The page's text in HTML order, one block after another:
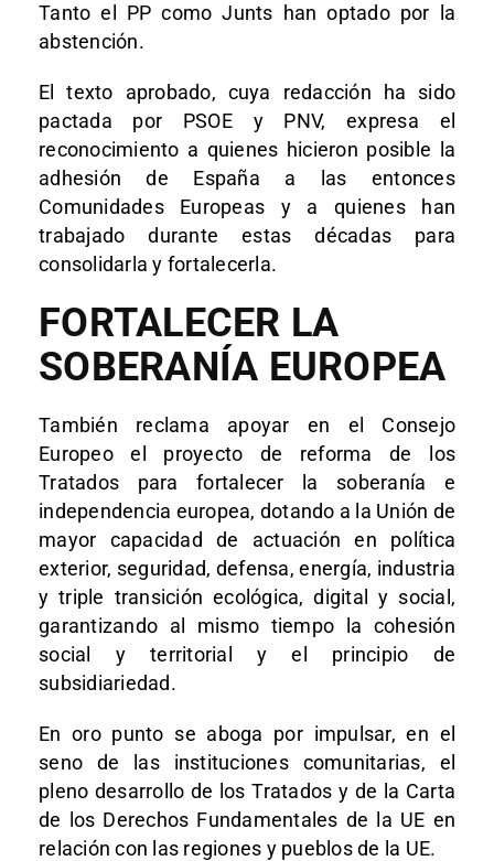
Tanto el PP como Junts han optado por la
abstención.
El texto aprobado, cuya redacción ha sido
pactada por PSOE y PNV, expresa el
reconocimiento a quienes hicieron posible la
adhesión de España a las entonces
Comunidades Europeas y a quienes han
trabajado durante estas décadas para
consolidarla y fortalecerla.
FORTALECER LA
SOBERANÍA EUROPEA
También reclama apoyar en el Consejo
Europeo el proyecto de reforma de los
Tratados para fortalecer la soberanía e
independencia europea, dotando a la Unión de
mayor capacidad de actuación en política
exterior, seguridad, defensa, energía, industria
y triple transición ecológica, digital y social,
garantizando al mismo tiempo la cohesión
social y territorial y el principio de
subsidiariedad.
En oro punto se aboga por impulsar, en el
seno de las instituciones comunitarias, el
pleno desarrollo de los Tratados y de la Carta
de los Derechos Fundamentales de la UE en
relación con las regiones y pueblos de la UE.